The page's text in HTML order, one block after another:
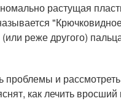
растущая
реже другого)
и
как лечить вросший